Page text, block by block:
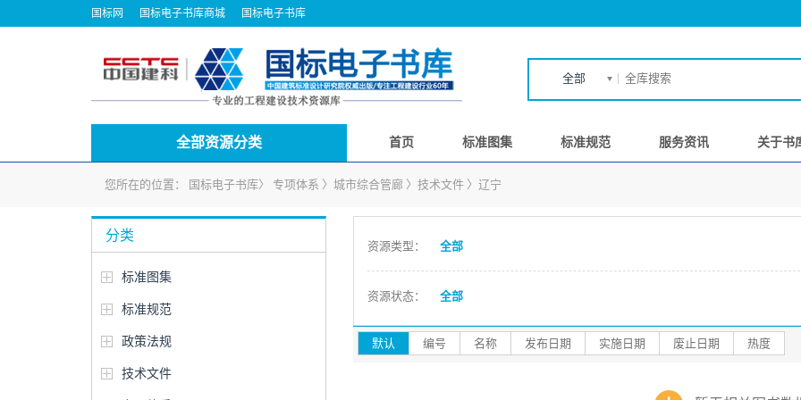
国标网 国标电子书库商城 国标电子书库
全部
全部资源分类 首页 标准图集 标准规范 服务资讯 关于书
您所在的位置： 国标电子书库〉 专项体系 〉 城市综合管廊 〉 技术文件 〉 辽宁
分类
标准图集
标准规范
政策法规
技术文件
资源类型： 全部
资源状态： 全部
默认 编号 名称 发布日期 实施日期 废止日期 热度